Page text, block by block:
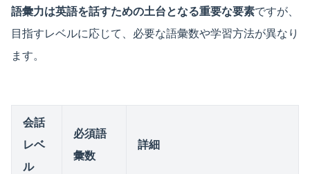
語彙力は英語を話すための土台となる重要な要素ですが、
目指すレベルに応じて、必要な語彙数や学習方法が異なり
ます。
会話
レベ
ル
必須語
彙数
詳細